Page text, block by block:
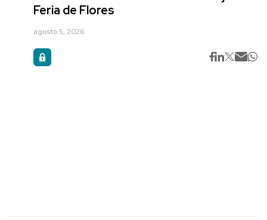
Feria de Flores
agosto 5, 2026